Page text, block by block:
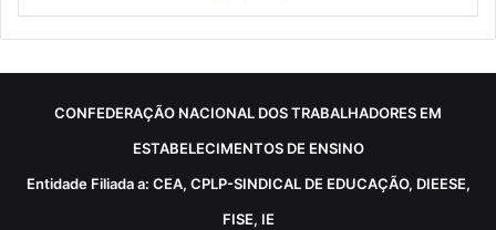
CONFEDERAÇÃO NACIONAL DOS TRABALHADORES EM
ESTABELECIMENTOS DE ENSINO
Entidade Filiada a: CEA, CPLP-SINDICAL DE EDUCAÇÃO, DIEESE,
FISE, IE